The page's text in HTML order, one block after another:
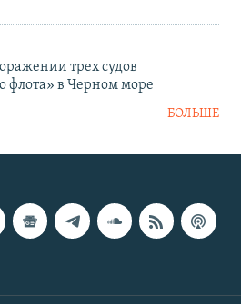
трех судов
флота» в Черном море
БОЛЬШЕ